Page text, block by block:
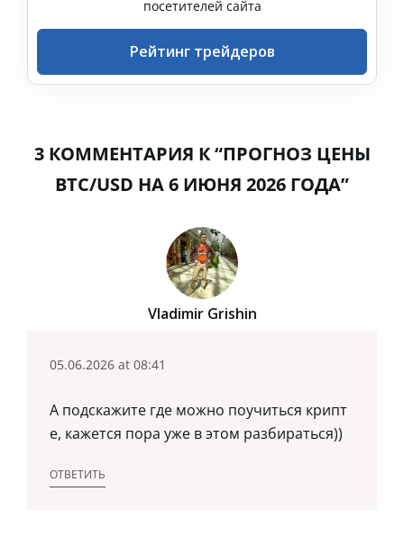
посетителей сайта
Рейтинг трейдеров
3 КОММЕНТАРИЯ К “ПРОГНОЗ ЦЕНЫ
BTC/USD НА 6 ИЮНЯ 2026 ГОДА”
Vladimir Grishin
05.06.2026 at 08:41
А подскажите где можно поучиться крипт
е, кажется пора уже в этом разбираться))
ОТВЕТИТЬ